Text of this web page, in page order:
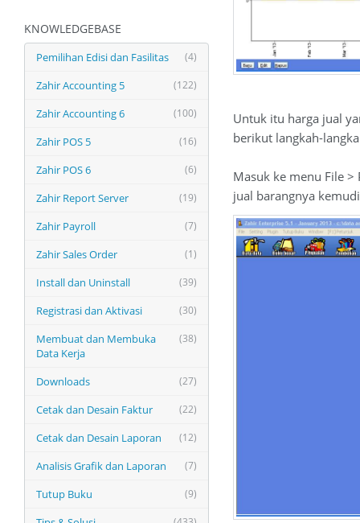
KNOWLEDGEBASE
(4)
Pemilihan Edisi dan Fasilitas
(122)
Zahir Accounting 5
(100)
Zahir Accounting 6
(16)
Zahir POS 5
(6)
Zahir POS 6
(19)
Zahir Report Server
(7)
Zahir Payroll
(1)
Zahir Sales Order
(39)
Install dan Uninstall
(30)
Registrasi dan Aktivasi
(38)
Membuat dan Membuka
Data Kerja
(27)
Downloads
(22)
Cetak dan Desain Faktur
(12)
Cetak dan Desain Laporan
(7)
Analisis Grafik dan Laporan
(9)
Tutup Buku
Untuk itu harga jual
berikut langkah-
Masuk ke menu File
jual barangnya